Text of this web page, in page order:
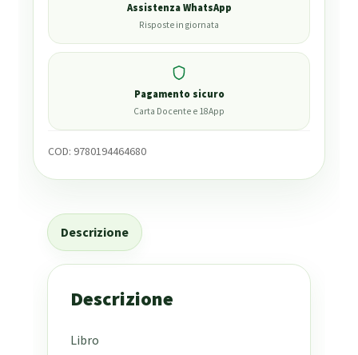
Assistenza WhatsApp
Risposte in giornata
Pagamento sicuro
Carta Docente e 18App
COD: 9780194464680
Descrizione
Descrizione
Libro